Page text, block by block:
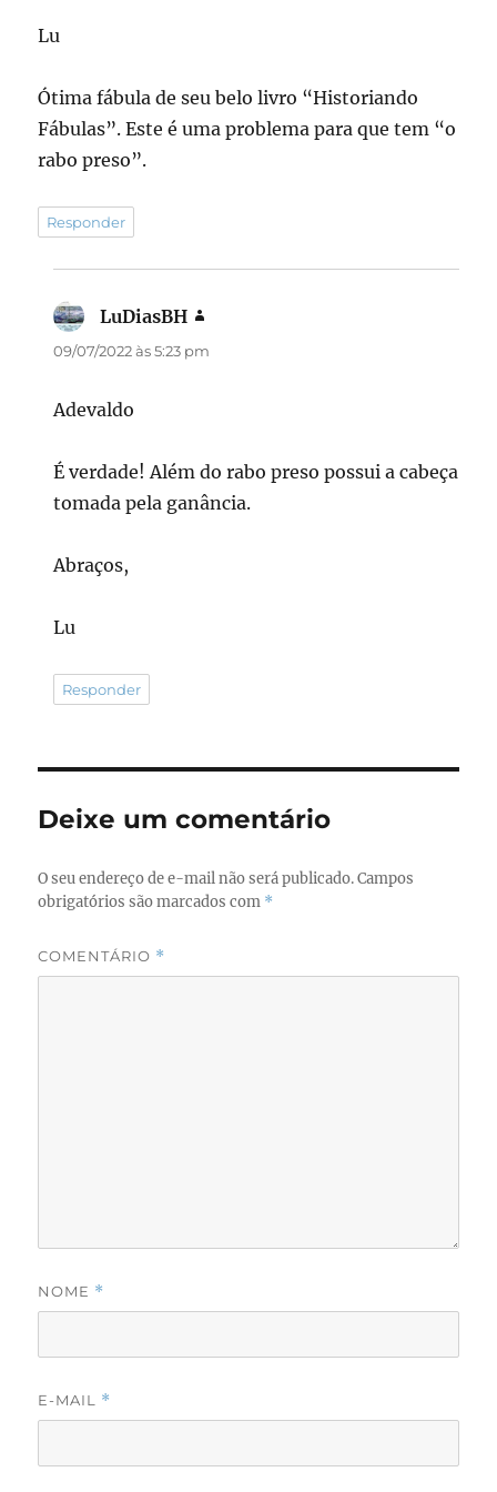
Lu
Ótima fábula de seu belo livro “Historiando
Fábulas”. Este é uma problema para que tem “o
rabo preso”.
Responder
LuDiasBH
09/07/2022 às 5:23 pm
Adevaldo
É verdade! Além do rabo preso possui a cabeça
tomada pela ganância.
Abraços,
Lu
Responder
Deixe um comentário
O seu endereço de e-mail não será publicado. Campos
obrigatórios são marcados com *
COMENTÁRIO *
NOME *
E-MAIL *